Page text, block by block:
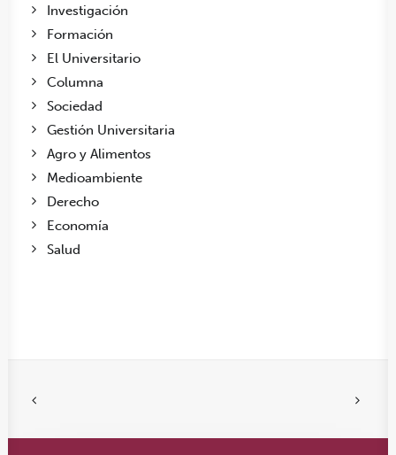
Investigación
Formación
El Universitario
Columna
Sociedad
Gestión Universitaria
Agro y Alimentos
Medioambiente
Derecho
Economía
Salud